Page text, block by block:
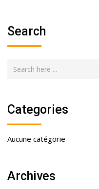
Search
Categories
Aucune catégorie
Archives